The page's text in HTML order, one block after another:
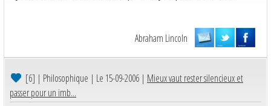
Abraham Lincoln
[6] | Philosophique | Le 15-09-2006 | Mieux vaut rester silencieux et
passer pour un imb...